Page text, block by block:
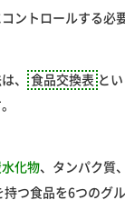
ントロールする必
、 食品交換表 と
水化物、タンパク質
持つ食品を6つのグ